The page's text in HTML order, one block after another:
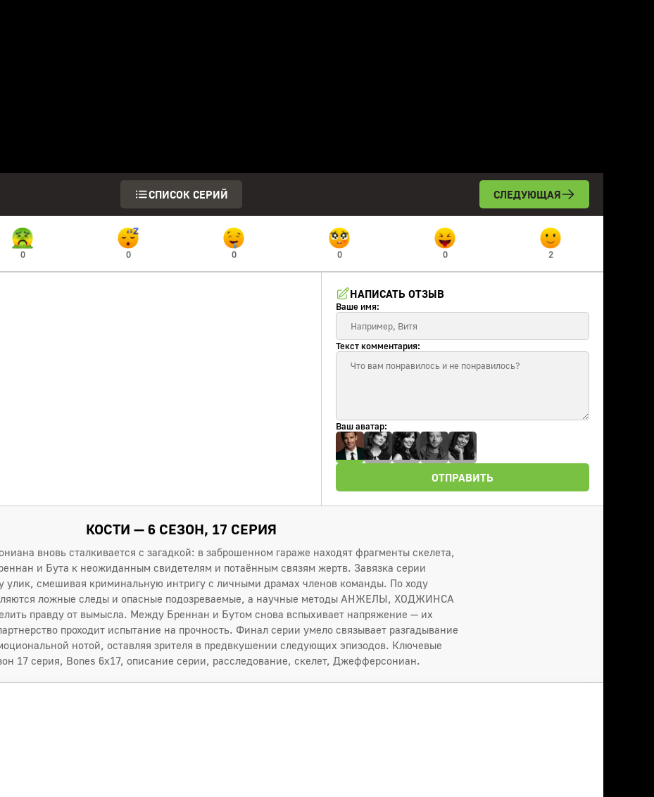
СПИСОК СЕРИЙ СЛЕДУЮЩАЯ
0 0 0 0 0 2
НАПИСАТЬ ОТЗЫВ
Ваше имя:
Текст комментария:
Ваш аватар:
ОТПРАВИТЬ
КОСТИ — 6 СЕЗОН, 17 СЕРИЯ
вновь сталкивается с загадкой: в заброшенном гараже находят фрагменты скелета,
и Бута к неожиданным свидетелям и потаённым связям жертв. Завязка серии
улик, смешивая криминальную интригу с личными драмах членов команды. По ходу
ложные следы и опасные подозреваемые, а научные методы АНЖЕЛЫ, ХОДЖИНСА
правду от вымысла. Между Бреннан и Бутом снова вспыхивает напряжение — их
проходит испытание на прочность. Финал серии умело связывает разгадывание
нотой, оставляя зрителя в предвкушении следующих эпизодов. Ключевые
17 серия, Bones 6x17, описание серии, расследование, скелет, Джефферсониан.